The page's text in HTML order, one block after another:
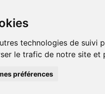
technologies de suivi
le trafic de notre site
préférences